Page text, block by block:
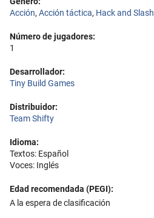
Acción, Acción táctica, Hack and Slash
Número de jugadores:
1
Desarrollador:
Tiny Build Games
Distribuidor:
Team Shifty
Idioma:
Textos: Español
Voces: Inglés
Edad recomendada (PEGI):
A la espera de clasificación